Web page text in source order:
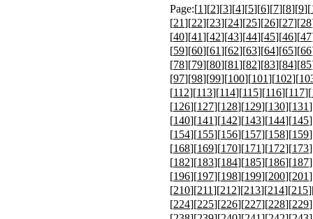
Page:[1][2][3][4][5][6][7][8][9][
[21][22][23][24][25][26][27][28
[40][41][42][43][44][45][46][47
[59][60][61][62][63][64][65][66
[78][79][80][81][82][83][84][85
[97][98][99][100][101][102][
[112][113][114][115][116][117][
[126][127][128][129][130][131
[140][141][142][143][144][145
[154][155][156][157][158][159
[168][169][170][171][172][173
[182][183][184][185][186][187
[196][197][198][199][200][201
[210][211][212][213][214][215
[224][225][226][227][228][229